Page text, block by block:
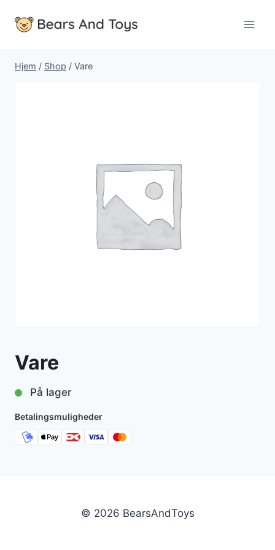
Hjem / Shop / Vare
Vare
På lager
Betalingsmuligheder
© 2026 BearsAndToys